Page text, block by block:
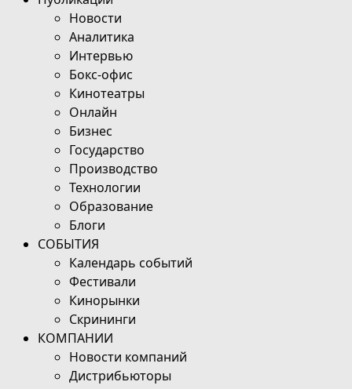
Новости
Аналитика
Интервью
Бокс-офис
Кинотеатры
Онлайн
Бизнес
Государство
Производство
Технологии
Образование
Блоги
СОБЫТИЯ
Календарь событий
Фестивали
Кинорынки
Скрининги
КОМПАНИИ
Новости компаний
Дистрибьюторы